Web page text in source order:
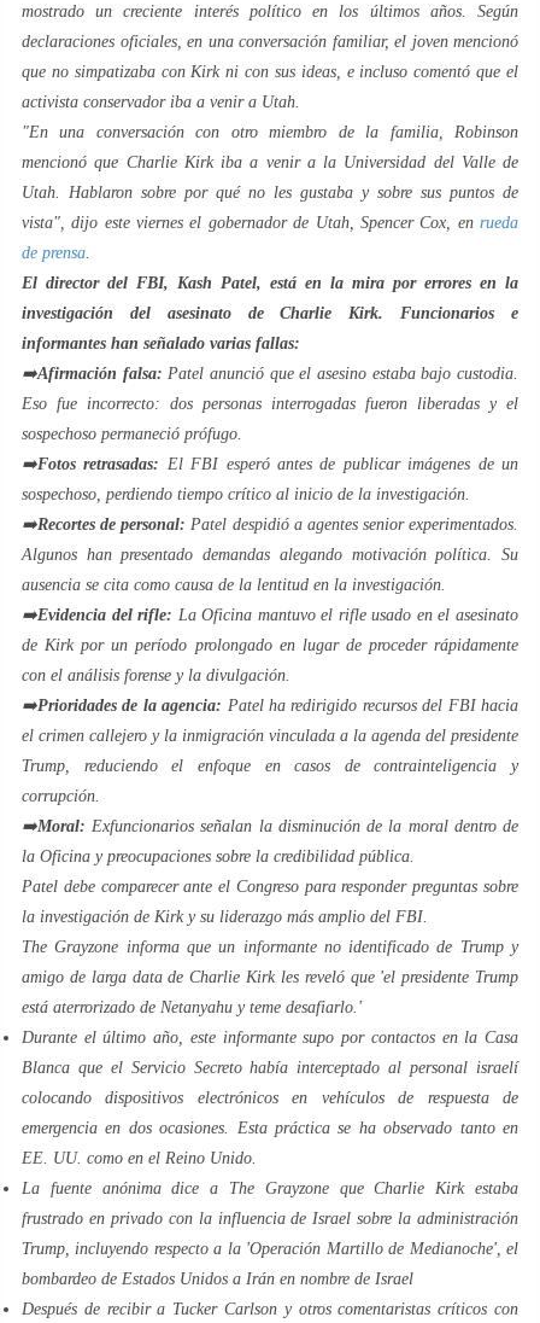
mostrado un creciente interés político en los últimos años. Según
declaraciones oficiales, en una conversación familiar, el joven mencionó
que no simpatizaba con Kirk ni con sus ideas, e incluso comentó que el
activista conservador iba a venir a Utah.
"En una conversación con otro miembro de la familia, Robinson
mencionó que Charlie Kirk iba a venir a la Universidad del Valle de
Utah. Hablaron sobre por qué no les gustaba y sobre sus puntos de
vista", dijo este viernes el gobernador de Utah, Spencer Cox, en rueda
de prensa
El director del FBI, Kash Patel, está en la mira por errores en la
investigación del asesinato de Charlie Kirk. Funcionarios e
informantes han señalado varias fallas:
➡️Afirmación falsa: Patel anunció que el asesino estaba bajo custodia.
Eso fue incorrecto: dos personas interrogadas fueron liberadas y el
sospechoso permaneció prófugo.
➡️Fotos retrasadas: El FBI esperó antes de publicar imágenes de un
sospechoso, perdiendo tiempo crítico al inicio de la investigación.
➡️Recortes de personal: Patel despidió a agentes senior experimentados.
Algunos han presentado demandas alegando motivación política. Su
ausencia se cita como causa de la lentitud en la investigación.
➡️Evidencia del rifle: La Oficina mantuvo el rifle usado en el asesinato
de Kirk por un período prolongado en lugar de proceder rápidamente
con el análisis forense y la divulgación.
➡️Prioridades de la agencia: Patel ha redirigido recursos del FBI hacia
el crimen callejero y la inmigración vinculada a la agenda del presidente
Trump, reduciendo el enfoque en casos de contrainteligencia y
corrupción.
➡️Moral: Exfuncionarios señalan la disminución de la moral dentro de
la Oficina y preocupaciones sobre la credibilidad pública.
Patel debe comparecer ante el Congreso para responder preguntas sobre
la investigación de Kirk y su liderazgo más amplio del FBI.
The Grayzone informa que un informante no identificado de Trump y
amigo de larga data de Charlie Kirk les reveló que 'el presidente Trump
está aterrorizado de Netanyahu y teme desafiarlo.'
Durante el último año, este informante supo por contactos en la Casa
Blanca que el Servicio Secreto había interceptado al personal israelí
colocando dispositivos electrónicos en vehículos de respuesta de
emergencia en dos ocasiones. Esta práctica se ha observado tanto en
EE. UU. como en el Reino Unido.
La fuente anónima dice a The Grayzone que Charlie Kirk estaba
frustrado en privado con la influencia de Israel sobre la administración
Trump, incluyendo respecto a la 'Operación Martillo de Medianoche', el
bombardeo de Estados Unidos a Irán en nombre de Israel
Después de recibir a Tucker Carlson y otros comentaristas críticos con